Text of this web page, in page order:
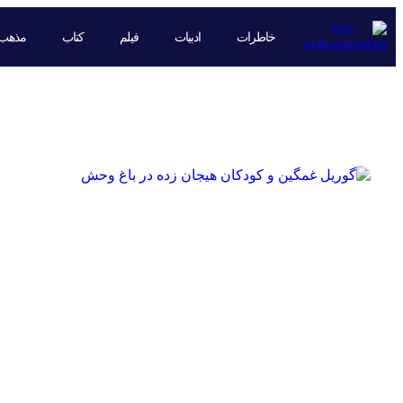
خاطرات ادبیات فیلم کتاب